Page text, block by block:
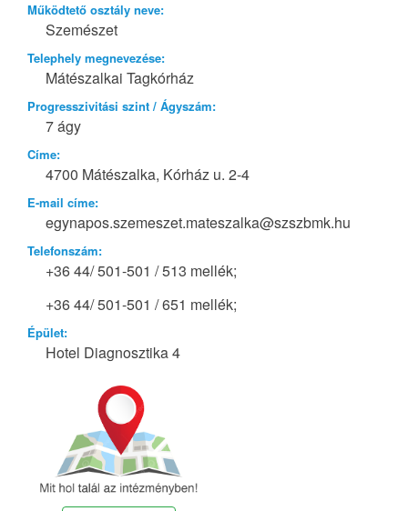
Működtető osztály neve:
Szemészet
Telephely megnevezése:
Mátészalkai Tagkórház
Progresszivitási szint / Ágyszám:
7 ágy
Címe:
4700 Mátészalka, Kórház u. 2-4
E-mail címe:
egynapos.szemeszet.mateszalka@szszbmk.hu
Telefonszám:
+36 44/ 501-501 / 513 mellék;
+36 44/ 501-501 / 651 mellék;
Épület:
Hotel Diagnosztika 4